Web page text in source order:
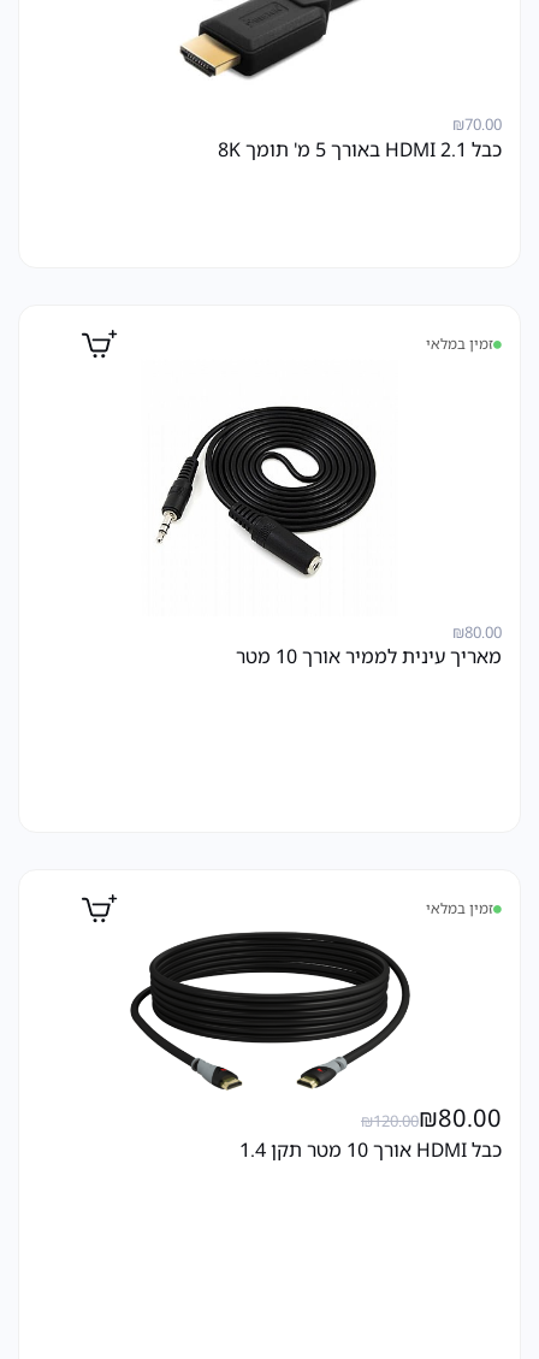
₪70.00
כבל HDMI 2.1 באורך 5 מ' תומך 8K
זמין במלאי
₪80.00
מאריך עינית לממיר אורך 10 מטר
זמין במלאי
₪120.00₪80.00
כבל HDMI אורך 10 מטר תקן 1.4